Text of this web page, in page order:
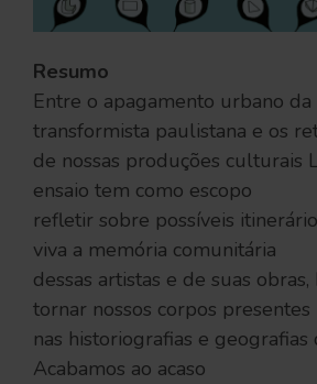
Resumo
Entre o apagamento urbano da
transformista paulistana e os
de nossas produções culturais
ensaio tem como escopo
refletir sobre possíveis
viva a memória comunitária
dessas artistas e de suas
tornar nossos corpos presentes
nas historiografias e geografias
Acabamos ao acaso